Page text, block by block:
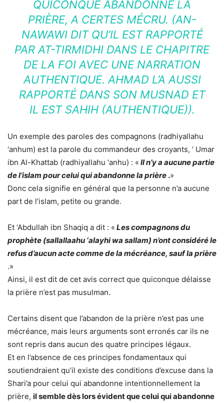
QUICONQUE ABANDONNE LA
PRIÈRE, A CERTES MÉCRU. (AN-
NAWAWI DIT QU’IL EST RAPPORTÉ
PAR AT-TIRMIDHI DANS LE CHAPITRE
DE LA FOI AVEC UNE NARRATION
AUTHENTIQUE. AHMAD L’A AUSSI
RAPPORTÉ DANS SON MUSNAD ET
IL EST SAHIH (AUTHENTIQUE)).
Un exemple des paroles des compagnons (radhiyallahu
‘anhum) est la parole du commandeur des croyants, ‘ Umar
ibn Al-Khattab (radhiyallahu ‘anhu) : « Il n’y a aucune partie
de l’islam pour celui qui abandonne la prière .»
Donc cela signifie en général que la personne n’a aucune
part de l’islam, petite ou grande.
Et ‘Abdullah ibn Shaqiq a dit : « Les compagnons du
prophète (sallallaahu ‘alayhi wa sallam) n’ont considéré le
refus d’aucun acte comme de la mécréance, sauf la prière
.»
Ainsi, il est dit de cet avis correct que quiconque délaisse
la prière n’est pas musulman.
Certains disent que l’abandon de la prière n’est pas une
mécréance, mais leurs arguments sont erronés car ils ne
sont repris dans aucun des quatre principes légaux.
Et en l’absence de ces principes fondamentaux qui
soutiendraient qu’il existe des conditions d’excuse dans la
Shari’a pour celui qui abandonne intentionnellement la
prière, il semble dès lors évident que celui qui abandonne